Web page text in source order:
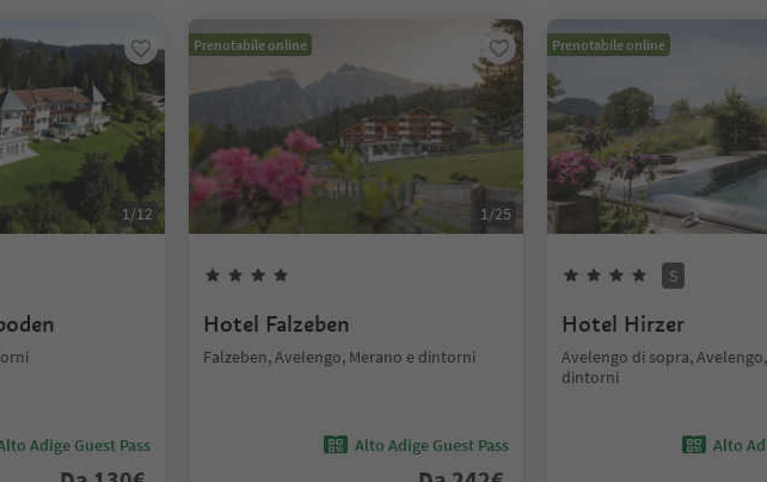
1/12
Adige Guest Pass
Prenotabile online
1/25
Hotel Falzeben
Falzeben, Avelengo, Merano e dintorni
Alto Adige Guest Pass
Prenotabile online
S
Hotel Hirzer
Avelengo di sopra,
dintorni
Alto